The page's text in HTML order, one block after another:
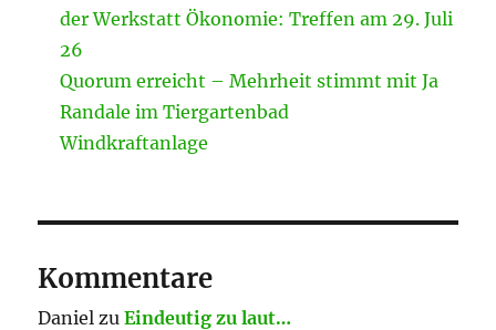
der Werkstatt Ökonomie: Treffen am 29. Juli
26
Quorum erreicht – Mehrheit stimmt mit Ja
Randale im Tiergartenbad
Windkraftanlage
Kommentare
Daniel zuEindeutig zu laut…